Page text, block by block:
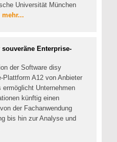
Universität München
mehr...
Enterprise-
der Software disy
Plattform A12 von Anbieter
Unternehmen
künftig einen
der Fachanwendung
bis hin zur Analyse und